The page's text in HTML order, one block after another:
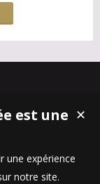
✕
est une
une expérience
notre site.